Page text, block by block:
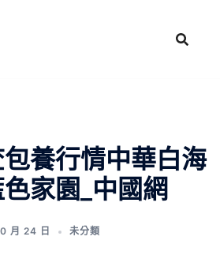
養行情中華白海
家園_中國網
月 24 日 未分類